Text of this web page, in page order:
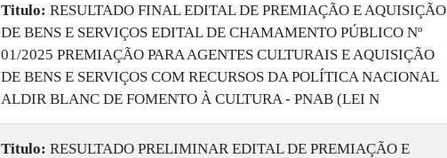
Titulo: RESULTADO FINAL EDITAL DE PREMIAÇÃO E AQUISIÇÃO
DE BENS E SERVIÇOS EDITAL DE CHAMAMENTO PÚBLICO Nº
01/2025 PREMIAÇÃO PARA AGENTES CULTURAIS E AQUISIÇÃO
DE BENS E SERVIÇOS COM RECURSOS DA POLÍTICA NACIONAL
ALDIR BLANC DE FOMENTO À CULTURA - PNAB (LEI N
Titulo: RESULTADO PRELIMINAR EDITAL DE PREMIAÇÃO E